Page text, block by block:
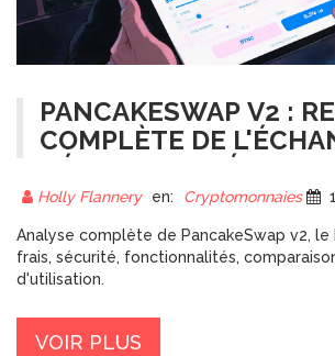
PANCAKESWAP V2 :
COMPLÈTE DE
DÉCENTRALISÉ BSC
Holly Flannery en: Cryptomonnaies
Analyse complète de PancakeSwap v2, le
frais, sécurité, fonctionnalités,
d'utilisation.
VOIR PLUS